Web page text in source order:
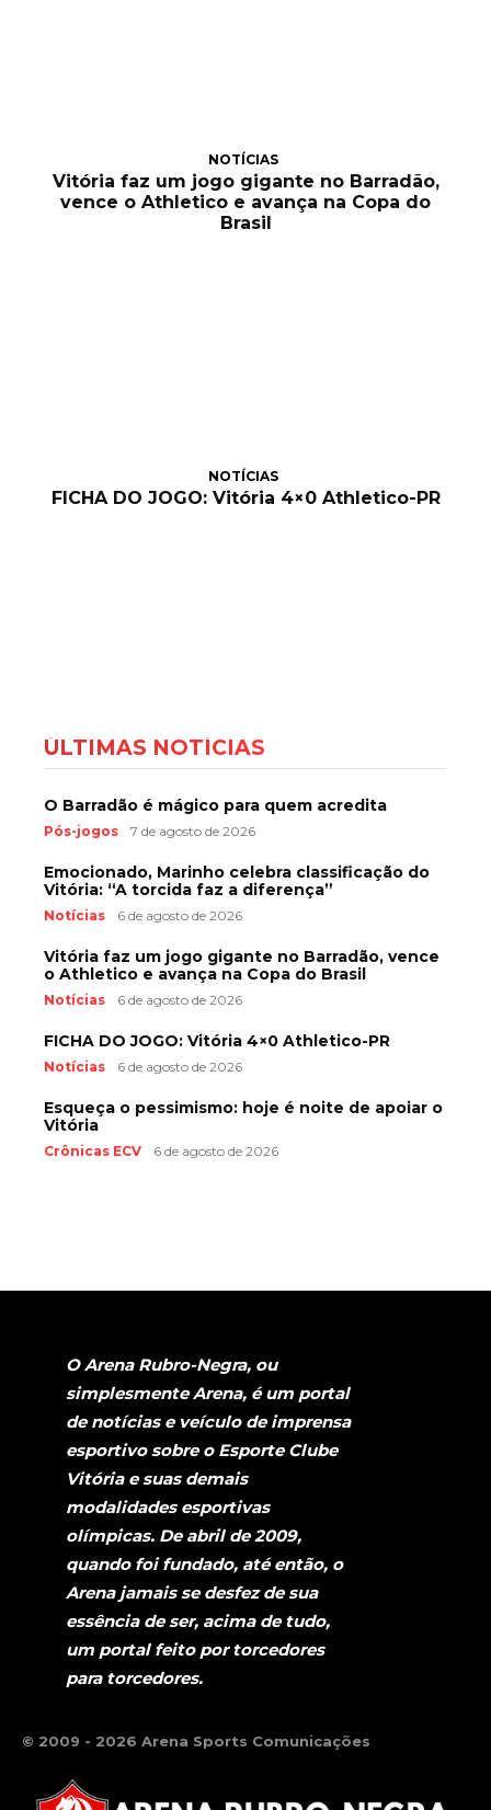
NOTÍCIAS
Vitória faz um jogo gigante no Barradão,
vence o Athletico e avança na Copa do
Brasil
NOTÍCIAS
FICHA DO JOGO: Vitória 4×0 Athletico-PR
ÚLTIMAS NOTÍCIAS
O Barradão é mágico para quem acredita
Pós-jogos 7 de agosto de 2026
Emocionado, Marinho celebra classificação do
Vitória: “A torcida faz a diferença”
Notícias 6 de agosto de 2026
Vitória faz um jogo gigante no Barradão, vence
o Athletico e avança na Copa do Brasil
Notícias 6 de agosto de 2026
FICHA DO JOGO: Vitória 4×0 Athletico-PR
Notícias 6 de agosto de 2026
Esqueça o pessimismo: hoje é noite de apoiar o
Vitória
Crônicas ECV 6 de agosto de 2026
O Arena Rubro-Negra, ou
simplesmente Arena, é um portal
de notícias e veículo de imprensa
esportivo sobre o Esporte Clube
Vitória e suas demais
modalidades esportivas
olímpicas. De abril de 2009,
quando foi fundado, até então, o
Arena jamais se desfez de sua
essência de ser, acima de tudo,
um portal feito por torcedores
para torcedores.
© 2009 - 2026 Arena Sports Comunicações